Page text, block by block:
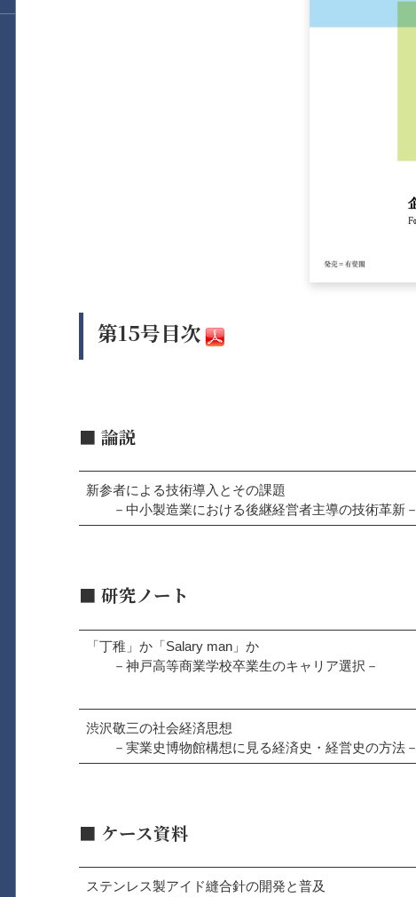
第15号目次
■ 論説
新参者による技術導入とその課題
－中小製造業における後継経営者主導の技術革新－
■研究ノート
「丁稚」か「Salary man」か
－神戸高等商業学校卒業生のキャリア選択－
渋沢敬三の社会経済思想
－実業史博物館構想に見る経済史・経営史の方法－
■ ケース資料
ステンレス製アイド縫合針の開発と普及